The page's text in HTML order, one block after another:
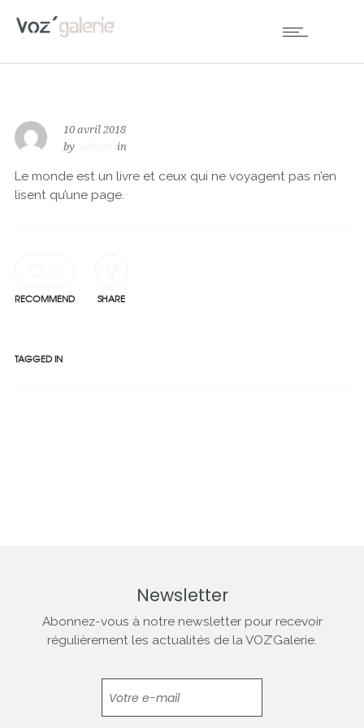
10 avril 2018
by
in
Le monde est un livre et ceux qui ne voyagent pas n’en
lisent qu’une page.
RECOMMEND SHARE
TAGGED IN
Newsletter
Abonnez-vous à notre newsletter pour recevoir
régulièrement les actualités de la VOZ’Galerie.